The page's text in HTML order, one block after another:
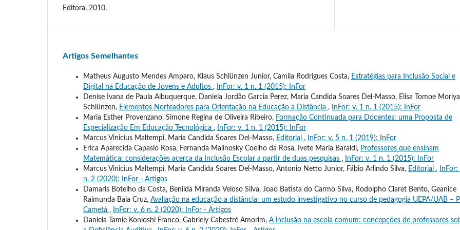
Editora, 2010.
Artigos Semelhantes
Matheus Augusto Mendes Amparo, Klaus Schlünzen Junior, Camila Rodrigues Costa, Estratégias para Inclusão Social e
Digital na Educação de Jovens e Adultos ,
InFor: v. 1 n. 1 (2015): InFor
Denise Ivana de Paula Albuquerque, Daniela Jordão Garcia Perez, Maria Candida Soares Del-Masso, Elisa Tomoe Moriya
Schlünzen, Elementos Norteadores para Orientação na Educação a Distância ,
InFor: v. 1 n. 1 (2015): InFor
Maria Esther Provenzano, Simone Regina de Oliveira Ribeiro, Formação Continuada para Docentes: uma Proposta de
Especialização Em Educação Tecnológica ,
InFor: v. 1 n. 1 (2015): InFor
Marcus Vinicius Maltempi, Maria Candida Soares Del-Masso, Editorial ,
InFor: v. 5 n. 1 (2019): InFor
Erica Aparecida Capasio Rosa, Fernanda Malinosky Coelho da Rosa, Ivete Maria Baraldi, Professores que ensinam
Matemática: considerações acerca da Inclusão Escolar a partir de duas pesquisas ,
InFor: v. 1 n. 1 (2015): InFor
Marcus Vinicius Maltempi, Maria Candida Soares Del-Masso, Antonio Netto Junior, Fábio Arlindo Silva, Editorial ,
n. 2 (2020): InFor - Artigos
Damaris Botelho da Costa, Benilda Miranda Veloso Silva, Joao Batista do Carmo Silva, Rodolpho Claret Bento, Geanice
Raimunda Baia Cruz, Avaliação na educação a distância: um estudo investigativo no curso de pedagogia UEPA/UAB –
Cametá ,
InFor: v. 6 n. 2 (2020): InFor - Artigos
Daniela Tamie Konioshi Franco, Gabriely Cabestré Amorim, A inclusão na escola comum: concepções de professores